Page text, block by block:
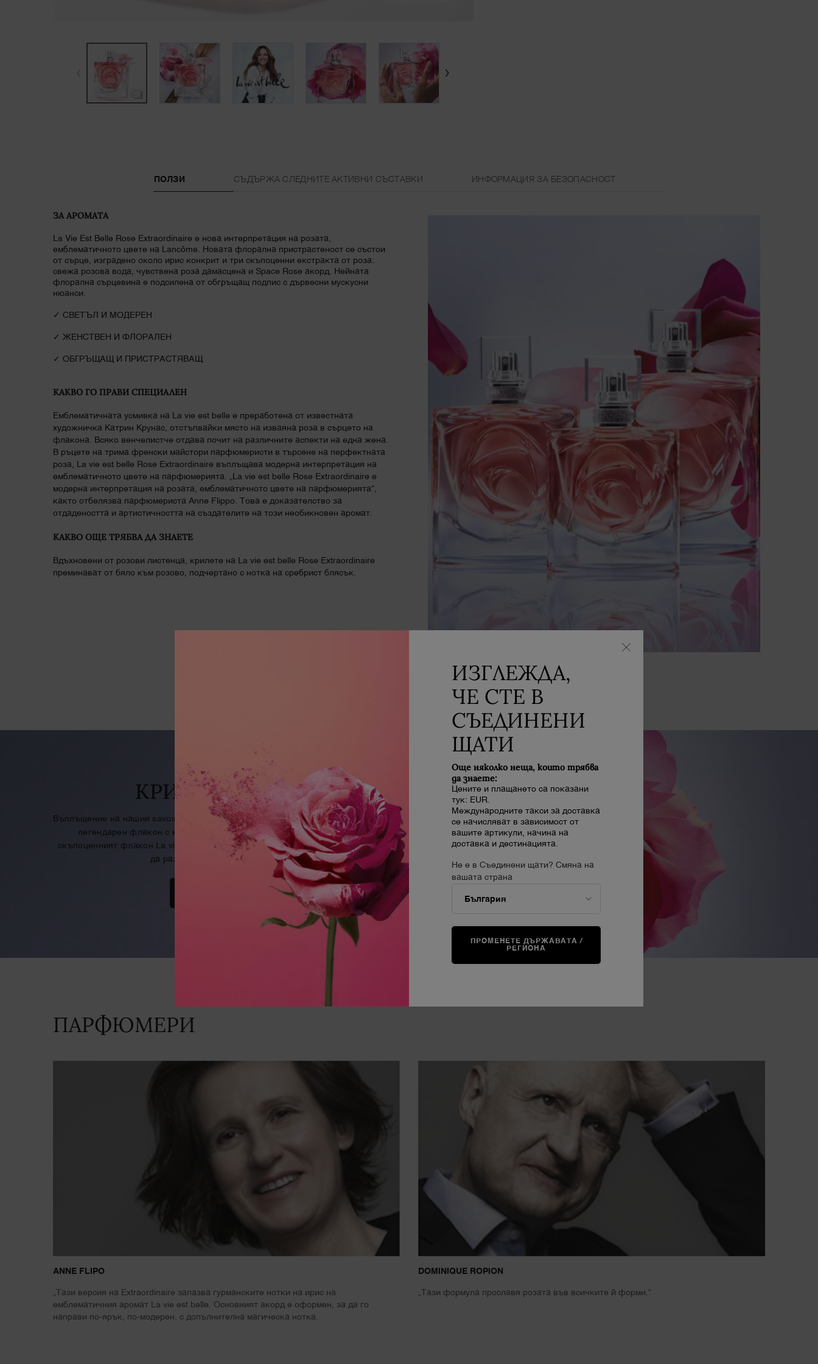
ПОЛЗИ СЪДЪРЖА СЛЕДНИТЕ АКТИВНИ СЪСТАВКИ ИНФОРМАЦИЯ ЗА БЕЗОПАСНОСТ
ЗА АРОМАТА
La Vie Est Belle Rose Extraordinaire е нова интерпретация на розата,
емблематичното цвете на Lancôme. Новата флорална пристрастеност се състои
от сърце, изградено около ирис конкрит и три скъпоценни екстракта от роза:
свежа розова вода, чувствена роза дамасцена и Space Rose акорд. Нейната
флорална сърцевина е подсилена от обгръщащ подпис с дървесни мускусни
нюанси.
✓ СВЕТЪЛ И МОДЕРЕН
✓ ЖЕНСТВЕН И ФЛОРАЛЕН
✓ ОБГРЪЩАЩ И ПРИСТРАСТЯВАЩ
КАКВО ГО ПРАВИ СПЕЦИАЛЕН
Емблематичната усмивка на La vie est belle е преработена от известната
художничка Катрин Крунас, отстъпвайки място на изваяна роза в сърцето на
флакона. Всяко венчелистче отдава почит на различните аспекти на една жена.
В ръцете на трима френски майстори парфюмеристи в търсене на перфектната
роза, La vie est belle Rose Extraordinaire въплъщава модерна интерпретация на
емблематичното цвете на парфюмерията. „La vie est belle Rose Extraordinaire е
модерна интерпретация на розата, емблематичното цвете на парфюмерията“,
както отбелязва парфюмериста Anne Flippo. Това е доказателство за
отдадеността и артистичността на създателите на този необикновен аромат.
КАКВО ОЩЕ ТРЯБВА ДА ЗНАЕТЕ
Вдъхновени от розови листенца, крилете на La vie est belle Rose Extraordinaire
преминават от бяло към розово, подчертано с нотка на сребрист блясък.
КРИСТАЛНА РОЗА
Въплъщение на нашия savoir-faire. Открийте нова цветна интерпретация на нашия
легендарен флакон с кристална усмивка. Изваян като кристална роза,
скъпоценният флакон La vie est belle Rose Extraordinaire е покана за всяка жена
да разцъфти в своето невероятно аз.
ПАРФЮМЕРИ
ANNE FLIPO
„Тази версия на Extraordinaire запазва гурманските нотки на ирис на
емблематичния аромат La vie est belle. Основният акорд е оформен, за да го
направи по-ярък, по-модерен, с допълнителна магическа нотка.
DOMINIQUE ROPION
„Тази формула прославя розата във всичките й форми.“
ИЗГЛЕЖДА,
ЧЕ СТЕ В
СЪЕДИНЕНИ
ЩАТИ
Още няколко неща, които трябва
да знаете:
Цените и плащането са показани
тук: EUR.
Международните такси за доставка
се начисляват в зависимост от
вашите артикули, начина на
доставка и дестинацията.
Не е в Съединени щати? Смяна на
вашата страна
ПРОМЕНЕТЕ ДЪРЖАВАТА /
РЕГИОНА